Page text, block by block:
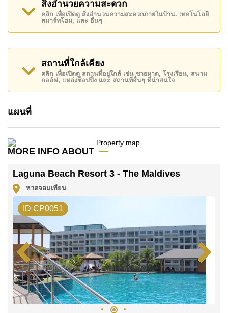
comes fully furnished throughout.
Located just a short distance from Jomtien 2
the beach, all of the shops, night markets and a wide
Available for rent on a long term 12-month basis with a
2-month security deposit. Call Cornerstone Real
Estate on +6638411250 or Email
info@cornerstone.co.th for further details, or to make
an appointment
สิ่งอำนวยความสะดวก
คลิก เพื่อเปิดดู สิ่งอำนวนความสะดวกภายในบ้าน. เทคโนโลยี
สมาร์ทโฮม, และ อื่นๆ
สถานที่ใกล้เคียง
คลิก เพื่อเปิดดู สถานที่อยู่ใกล้ เช่น ชายหาด, โรงเรียน, สนาม
กอล์ฟ, แหล่งช็อปปิ้ง และ สถานที่อื่นๆ ที่น่าสนใจ
แผนที่
MORE INFO ABOUT
Laguna Beach Resort 3 - The Maldives
หาดจอมเทียน
ID CP0051